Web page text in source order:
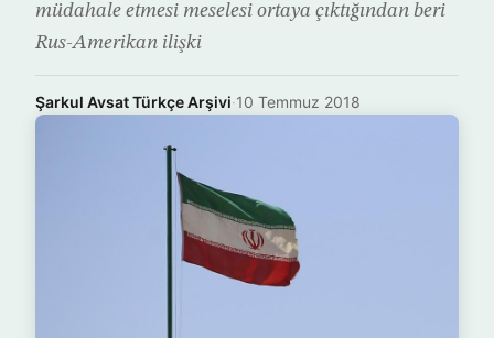
müdahale etmesi meselesi ortaya çıktığından beri
Rus-Amerikan ilişki
Şarkul Avsat Türkçe Arşivi·10 Temmuz 2018